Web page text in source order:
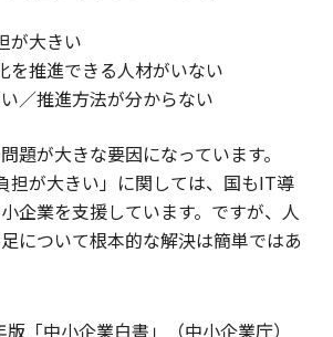
が大きい
を推進できる人材がいない
／推進方法が分からない
題が大きな要因になっています。
担が大きい」に関しては、国もIT導
企業を支援しています。ですが、人
について根本的な解決は簡単ではあ
「中小企業白書」（中小企業庁）